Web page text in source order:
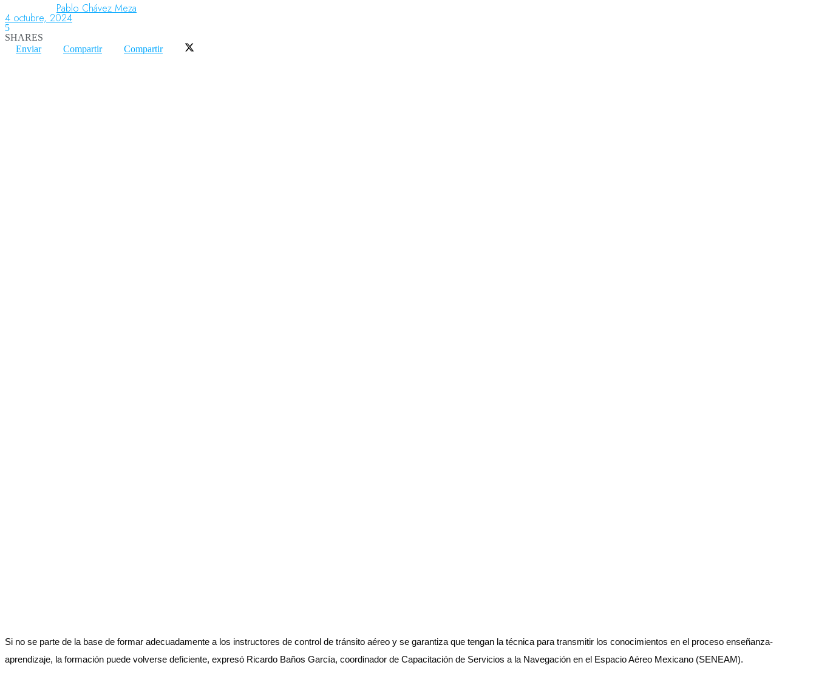
Aeropuertos
Pablo Chávez Meza
4 octubre, 2024
5
SHARES
Enviar
Compartir Compartir
Si no se parte de la base de formar adecuadamente a los instructores de control de tránsito aéreo y se garantiza que tengan la técnica para transmitir los conocimientos en el proceso enseñanza-
aprendizaje, la formación puede volverse deficiente, expresó Ricardo Baños García, coordinador de Capacitación de Servicios a la Navegación en el Espacio Aéreo Mexicano (SENEAM).